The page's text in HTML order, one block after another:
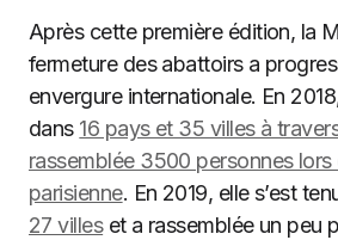
Après cette première édition, la
fermeture des abattoirs a
envergure internationale. En
dans 16 pays et 35 villes à
rassemblée 3500 personnes lors
parisienne. En 2019, elle s’est
27 villeset a rassemblée un peu